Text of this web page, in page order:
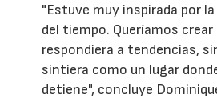
"Estuve muy inspirada por la
del tiempo. Queríamos crear
respondiera a tendencias,
sintiera como un lugar
detiene", concluye